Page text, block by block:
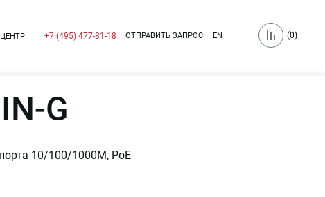
+7 (495) 477-81-18 ОТПРАВИТЬ ЗАПРОС EN (0)
G
10/100/1000M, PoE